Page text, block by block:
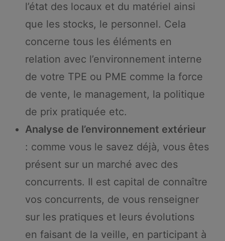
l’état des locaux et du matériel ainsi
que les stocks, le personnel. Cela
concerne tous les éléments en
relation avec l’environnement interne
de votre TPE ou PME comme la force
de vente, le management, la politique
de prix pratiquée etc.
Analyse de l’environnement extérieur
: comme vous le savez déjà, vous êtes
présent sur un marché avec des
concurrents. Il est capital de connaître
vos concurrents, de vous renseigner
sur les pratiques et leurs évolutions
en faisant de la veille, en participant à